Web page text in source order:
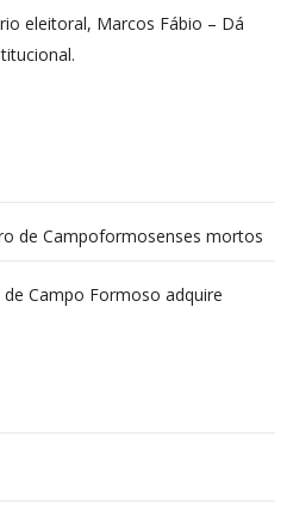
eleitoral, Marcos Fábio – Dá
de Campoformosenses mortos
em desabamentos são
de Campo Formoso adquire